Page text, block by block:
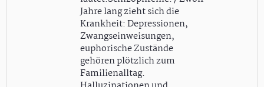
Jahre lang zieht sich die
Krankheit: Depressionen,
Zwangseinweisungen,
euphorische Zustände
gehören plötzlich zum
Familienalltag.